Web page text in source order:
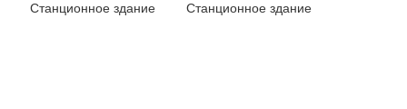
Станционное здание
Станционное здание